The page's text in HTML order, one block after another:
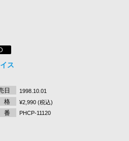
ス
日 1998.10.01
格 ¥2,990 (税込)
番 PHCP-11120